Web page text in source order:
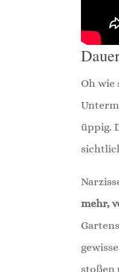
Oh wie
üppig.
mehr,
stoßen